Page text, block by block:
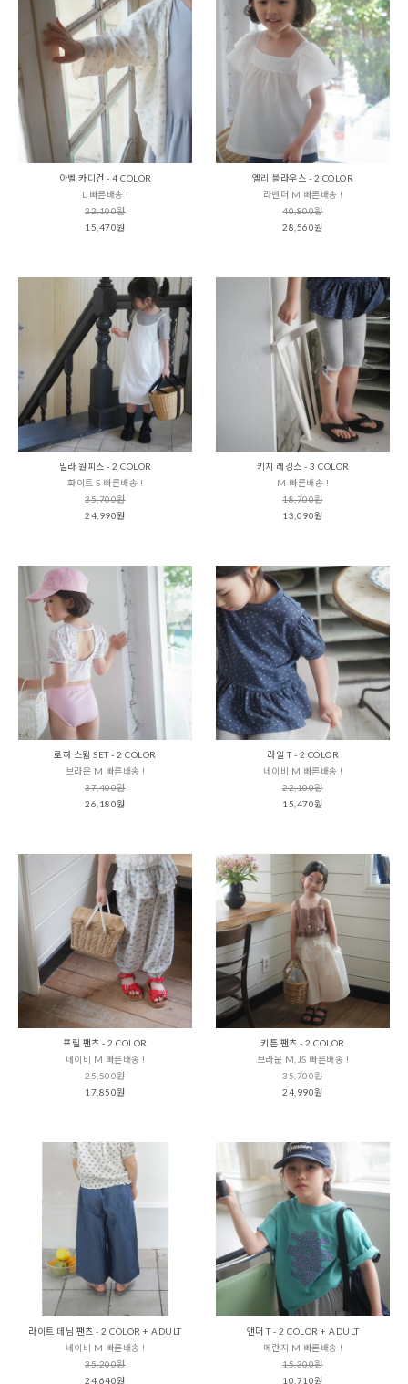
아벨 카디건 - 4 COLOR
L 빠른배송 !
22,100원
15,470원
엘리 블라우스 - 2 COLOR
라벤더 M 빠른배송 !
40,800원
28,560원
밀라 원피스 - 2 COLOR
화이트 S 빠른배송 !
35,700원
24,990원
키치 레깅스 - 3 COLOR
M 빠른배송 !
18,700원
13,090원
로하 스윔 SET - 2 COLOR
브라운 M 빠른배송 !
37,400원
26,180원
라일 T - 2 COLOR
네이비 M 빠른배송 !
22,100원
15,470원
프릴 팬츠 - 2 COLOR
네이비 M 빠른배송 !
25,500원
17,850원
키튼 팬츠 - 2 COLOR
브라운 M,JS 빠른배송 !
35,700원
24,990원
라이트 데님 팬츠 - 2 COLOR + ADULT
네이비 M 빠른배송 !
35,200원
24,640원
앤더 T - 2 COLOR + ADULT
메란지 M 빠른배송 !
15,300원
10,710원